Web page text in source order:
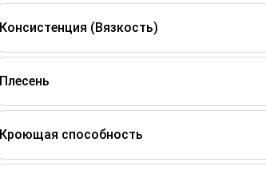
Консистенция (Вязкость)
Плесень
Кроющая способность